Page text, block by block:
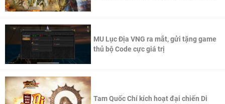
MU Lục Địa VNG ra mắt, gửi tặng game
thủ bộ Code cực giá trị
Tam Quốc Chí kích hoạt đại chiến Di